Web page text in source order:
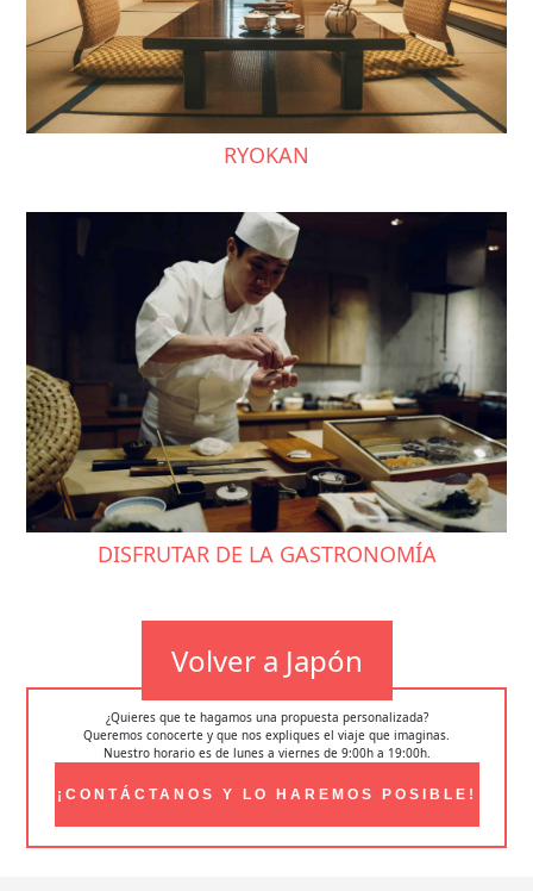
RYOKAN
DISFRUTAR DE LA GASTRONOMÍA
Volver a Japón
¿Quieres que te hagamos una propuesta personalizada?
Queremos conocerte y que nos expliques el viaje que imaginas.
Nuestro horario es de lunes a viernes de 9:00h a 19:00h.
¡CONTÁCTANOS Y LO HAREMOS POSIBLE!